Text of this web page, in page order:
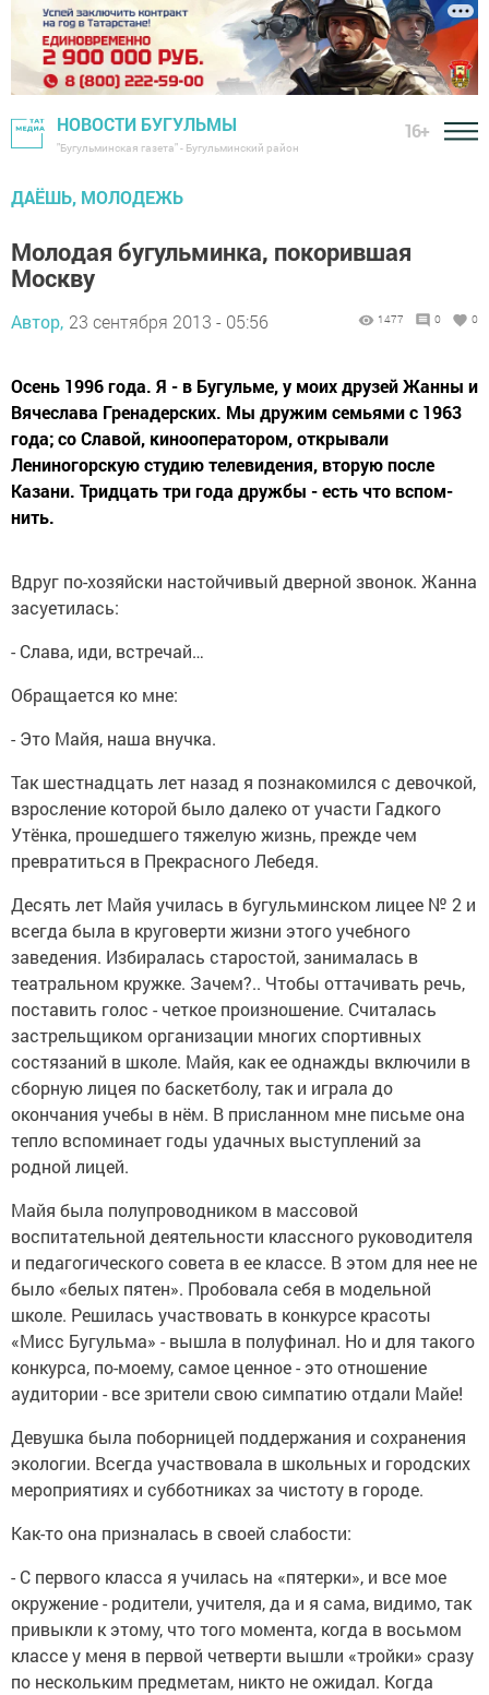
НОВОСТИ БУГУЛЬМЫ
"Бугульминская газета" - Бугульминский район
16+
ДАЁШЬ, МОЛОДЕЖЬ
Молодая бугульминка, покорившая
Москву
Автор, 23 сентября 2013 - 05:56 1477 0 0
Осень 1996 года. Я - в Бугульме, у моих друзей Жанны и
Вячеслава Гренадерских. Мы дружим семьями с 1963
года; со Славой, кинооператором, открывали
Лениногорскую студию телевидения, вторую после
Казани. Тридцать три года дружбы - есть что вспом-
нить.
Вдруг по-хозяйски настойчивый дверной звонок. Жанна
засуетилась:
- Слава, иди, встречай…
Обращается ко мне:
- Это Майя, наша внучка.
Так шестнадцать лет назад я познакомился с девочкой,
взросление которой было далеко от участи Гадкого
Утёнка, прошедшего тяжелую жизнь, прежде чем
превратиться в Прекрасного Лебедя.
Десять лет Майя училась в бугульминском лицее № 2 и
всегда была в круговерти жизни этого учебного
заведения. Избиралась старостой, занималась в
театральном кружке. Зачем?.. Чтобы оттачивать речь,
поставить голос - четкое произношение. Считалась
застрельщиком организации многих спортивных
состязаний в школе. Майя, как ее однажды включили в
сборную лицея по баскетболу, так и играла до
окончания учебы в нём. В присланном мне письме она
тепло вспоминает годы удачных выступлений за
родной лицей.
Майя была полупроводником в массовой
воспитательной деятельности классного руководителя
и педагогического совета в ее классе. В этом для нее не
было «белых пятен». Пробовала себя в модельной
школе. Решилась участвовать в конкурсе красоты
«Мисс Бугульма» - вышла в полуфинал. Но и для такого
конкурса, по-моему, самое ценное - это отношение
аудитории - все зрители свою симпатию отдали Майе!
Девушка была поборницей поддержания и сохранения
экологии. Всегда участвовала в школьных и городских
мероприятиях и субботниках за чистоту в городе.
Как-то она призналась в своей слабости:
- С первого класса я училась на «пятерки», и все мое
окружение - родители, учителя, да и я сама, видимо, так
привыкли к этому, что того момента, когда в восьмом
классе у меня в первой четверти вышли «тройки» сразу
по нескольким предметам, никто не ожидал. Когда